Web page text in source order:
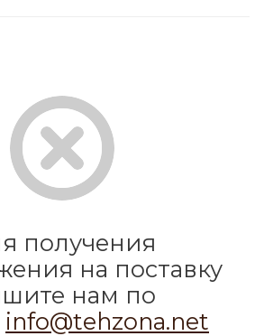
получения
на поставку
нам по
info@tehzona.net